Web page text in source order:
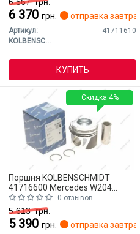
6 370 грн. отправка завтра
Артикул:
41711610
KOLBENSCHMIDT
КУПИТЬ
Поршня KOLBENSCHMIDT
41716600 Mercedes W204
(CLASS-C)
0 отзывов
5 613грн.
5 390 грн. отправка завтра
Скидка 4%